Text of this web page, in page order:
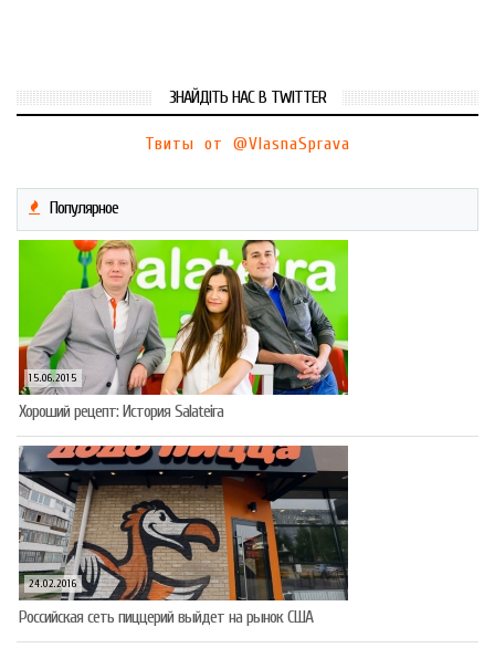
ЗНАЙДІТЬ НАС В TWITTER
Твиты от @VlasnaSprava
Популярное
15.06.2015
Хороший рецепт: История Salateira
24.02.2016
Российская сеть пиццерий выйдет на рынок США